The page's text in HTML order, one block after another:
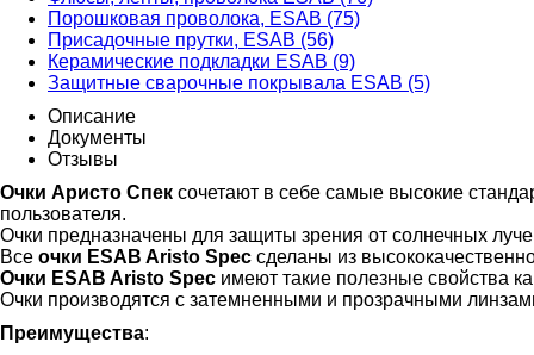
Порошковая проволока, ESAB (75)
Присадочные прутки, ESAB (56)
Керамические подкладки ESAB (9)
Защитные сварочные покрывала ESAB (5)
Описание
Документы
Отзывы
Очки Аристо Спек сочетают в себе самые высокие
пользователя.
Очки предназначены для защиты зрения от солнечных
Все очки ESAB Aristo Spec сделаны из
Очки ESAB Aristo Spec имеют такие полезные свойства
Очки производятся с затемненными и прозрачными
Преимущества: